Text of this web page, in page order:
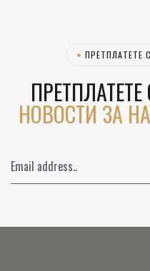
ПРЕТПЛАТЕТЕ
ПРЕТПЛАТЕТЕ
НОВОСТИ ЗА